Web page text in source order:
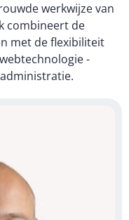
werkwijze van
combineert de
met de flexibiliteit
-